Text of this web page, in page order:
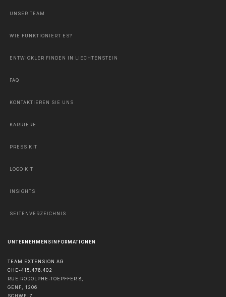
UNSER TEAM
WIE FUNKTIONIERT ES?
ENTWICKLER FINDEN IN LIECHTENSTEIN
FAQ
KONTAKTIEREN SIE UNS
KARRIERE
PRESS KIT
LOGO KIT
INSIGHTS
SEITENVERZEICHNIS
UNTERNEHMENSINFORMATIONEN
TEAM EXTENSION AG
CHE-415.476.402
RUE RODOLPHE-TOEPFFER 8,
GENF, 1206